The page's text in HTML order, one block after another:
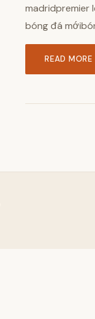
madridpremier
bóng đá
READ MORE